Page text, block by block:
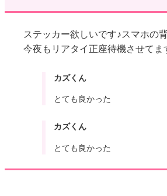
ステッカー欲しいです♪スマホの
今夜もリアタイ正座待機させてま
カズくん
とても良かった
カズくん
とても良かった